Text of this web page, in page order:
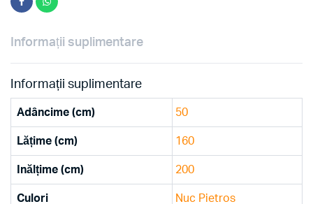
Informații suplimentare
Informații suplimentare
Adâncime (cm) 50
Lățime (cm) 160
Inălțime (cm) 200
Culori Nuc Pietros